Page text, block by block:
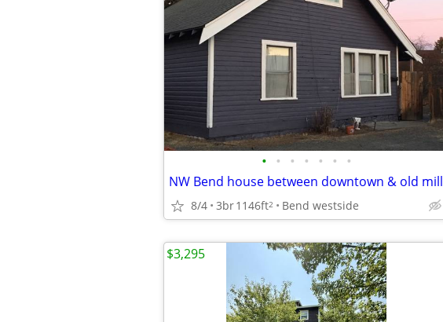
• • • • • • •
NW Bend house between downtown & old mill
8/4 3br1146ft2 Bend westside
$3,295